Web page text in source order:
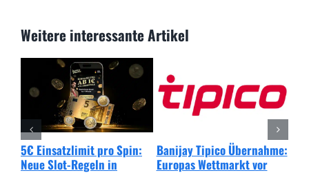
Weitere interessante Artikel
5€ Einsatzlimit pro Spin:
Neue Slot-Regeln in
Banijay Tipico Übernahme:
Europas Wettmarkt vor